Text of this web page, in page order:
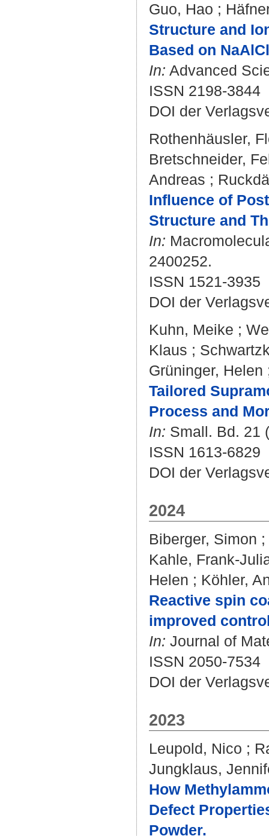
Guo, Hao ;
Structure and
Based on
In: Advanced
ISSN 2198-3844
DOI der
Rothenhäusler,
Bretschneider,
Andreas ;
Influence of
Structure and
In:
2400252.
ISSN 1521-3935
DOI der
Kuhn, Meike ;
Klaus ;
Grüninger, Helen
Tailored
Process and
In: Small. Bd. 21
ISSN 1613-6829
DOI der
2024
Biberger, Simon ;
Kahle, Frank-
Helen ; Köhler,
Reactive spin
improved
In: Journal of
ISSN 2050-7534
DOI der
2023
Leupold, Nico ;
Jungklaus,
How
Defect
Powder.